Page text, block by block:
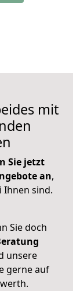
mit
Sie jetzt
an,
Ihnen sind.
Sie doch
unsere
gerne auf